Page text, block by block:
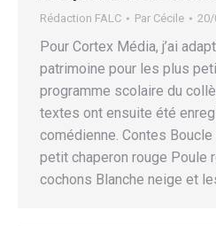
Rédaction FALC Par Cécile 20/
Pour Cortex Média, j’ai
patrimoine pour les plus
programme scolaire du
textes ont ensuite été
comédienne. Contes Boucle
petit chaperon rouge Poule
cochons Blanche neige et